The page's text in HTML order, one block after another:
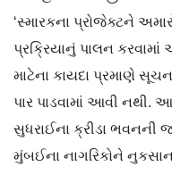
‘સ્મારકના પ્રોજેક્ટને
પ્રક્રિયાનું પાલન
માટેના કાયદા પ્રમાણે
પાર પાડવામાં આવી નથી.
સુધરાઈના ક્રીડા
મુંબઈના નાગરિકોને